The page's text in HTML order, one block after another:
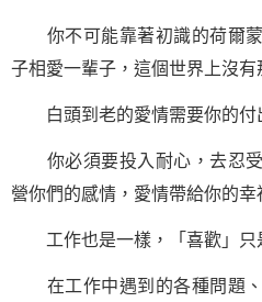
你不可能靠著初識的荷爾蒙
子相愛一輩子，這個世界上沒有
白頭到老的愛情需要你的付
你必須要投入耐心，去忍受
營你們的感情，愛情帶給你的幸
工作也是一樣，「喜歡」只
在工作中遇到的各種問題、